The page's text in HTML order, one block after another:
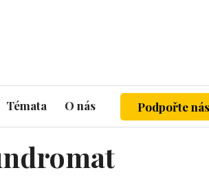
Témata O nás Podpořte nás